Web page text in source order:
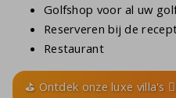
Golfshop voor al uw
Reserveren bij de
Restaurant
⛳ Ontdek onze luxe villa's